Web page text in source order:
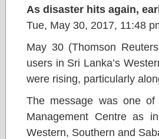
As disaster hits again,
Tue, May 30, 2017, 11:48
May 30 (Thomson
users in Sri Lanka’s
were rising, particularly
The message was one
Management Centre as
Western, Southern and